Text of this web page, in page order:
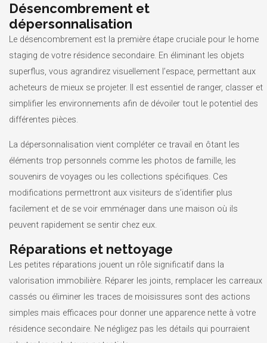
Désencombrement et
dépersonnalisation
Le désencombrement est la première étape cruciale pour le home
staging de votre résidence secondaire. En éliminant les objets
superflus, vous agrandirez visuellement l’espace, permettant aux
acheteurs de mieux se projeter. Il est essentiel de ranger, classer et
simplifier les environnements afin de dévoiler tout le potentiel des
différentes pièces.
La dépersonnalisation vient compléter ce travail en ôtant les
éléments trop personnels comme les photos de famille, les
souvenirs de voyages ou les collections spécifiques. Ces
modifications permettront aux visiteurs de s’identifier plus
facilement et de se voir emménager dans une maison où ils
peuvent rapidement se sentir chez eux.
Réparations et nettoyage
Les petites réparations jouent un rôle significatif dans la
valorisation immobilière. Réparer les joints, remplacer les carreaux
cassés ou éliminer les traces de moisissures sont des actions
simples mais efficaces pour donner une apparence nette à votre
résidence secondaire. Ne négligez pas les détails qui pourraient